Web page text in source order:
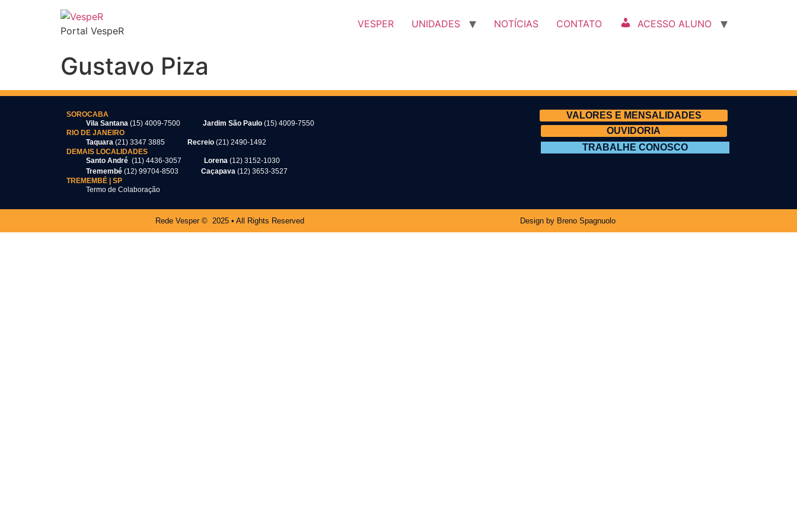
Portal VespeR
VESPER UNIDADES NOTÍCIAS CONTATO ACESSO ALUNO
Gustavo Piza
SOROCABA
Vila Santana (15) 4009-7500 Jardim São Paulo (15) 4009-7550
RIO DE JANEIRO
Taquara (21) 3347 3885 Recreio (21) 2490-1492
DEMAIS LOCALIDADES
Santo André (11) 4436-3057 Lorena (12) 3152-1030
Tremembé (12) 99704-8503 Caçapava (12) 3653-3527
TREMEMBÉ | SP
Termo de Colaboração
VALORES E MENSALIDADES
OUVIDORIA
TRABALHE CONOSCO
Rede Vesper © 2025 • All Rights Reserved Design by Breno Spagnuolo